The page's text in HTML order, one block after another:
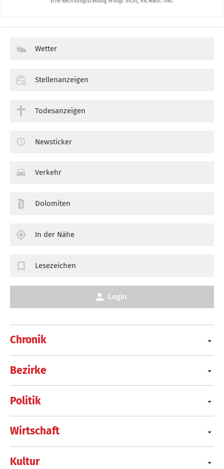
Chronik
Bezirke
Politik
Wirtschaft
Kultur
Wetter
Stellenanzeigen
Todesanzeigen
Newsticker
Verkehr
Dolomiten
In der Nähe
Lesezeichen
Login